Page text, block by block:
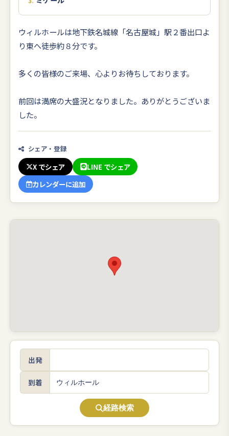
ウィルホールは地下鉄名城線「名古屋城」駅２番出口よ
り東へ徒歩約８分です。
多くの皆様のご来場、心よりお待ちしております。
前回は満席の大盛況となりました。ありがとうございま
した。
シェア・登録
X でシェア
LINE でシェア
カレンダーに追加
出発
到着
経路検索